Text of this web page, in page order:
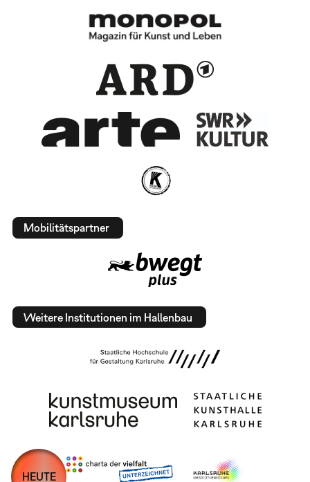
Mobilitätspartner
Weitere Institutionen im Hallenbau
HEUTE